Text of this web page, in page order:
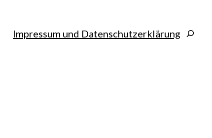
Impressum und Datenschutzerklärung Search